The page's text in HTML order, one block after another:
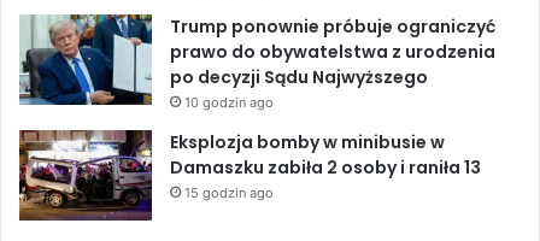
j
k
o
u
k
r
a
Trump ponownie próbuje ograniczyć
prawo do obywatelstwa z urodzenia
po decyzji Sądu Najwyższego
10 godzin ago
Eksplozja bomby w minibusie w
Damaszku zabiła 2 osoby i raniła 13
15 godzin ago